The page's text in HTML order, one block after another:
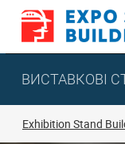
Перейти
змісту
ВИСТАВКОВІ
Exhibition Stand